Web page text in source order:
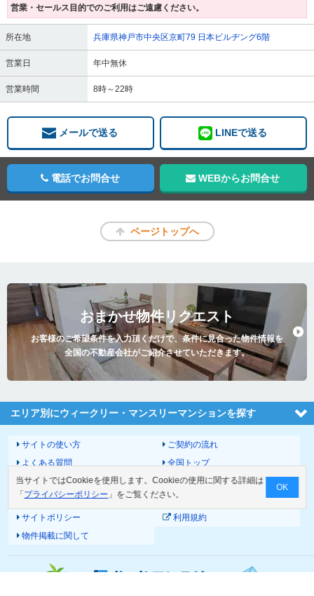
営業・セールス目的でのご利用はご遠慮ください。
所在地 兵庫県神戸市中央区京町79 日本ビルヂング6階
営業日 年中無休
営業時間 8時～22時
メールで送る LINEで送る
電話でお問合せ WEBからお問合せ
ページトップへ
おまかせ物件リクエスト
お客様のご希望条件を入力頂くだけで、条件に見合った物件情報を
全国の不動産会社がご紹介させていただきます。
エリア別にウィークリー・マンスリーマンションを探す
サイトの使い方
ご契約の流れ
よくある質問
全国トップ
サイトマップ
運営会社
お問い合わせ
個人情報の取扱いについて
サイトポリシー
利用規約
物件掲載に関して
当サイトではCookieを使用します。Cookieの使用に関する詳細は
「 プライバシーポリシー 」をご覧ください。
OK